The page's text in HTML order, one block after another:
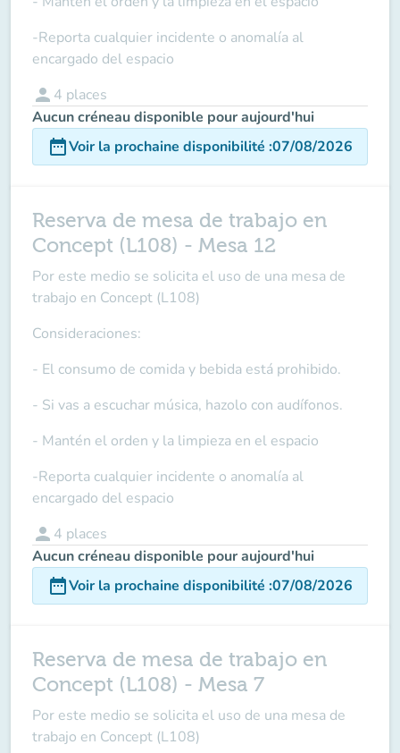
-Reporta cualquier incidente o anomalía al
encargado del espacio
person 4 places
Aucun créneau disponible pour aujourd'hui
date_rangeVoir la prochaine disponibilité :07/08/2026
Reserva de mesa de trabajo en
Concept (L108) - Mesa 12
Por este medio se solicita el uso de una mesa de
trabajo en Concept (L108)
Consideraciones:
- El consumo de comida y bebida está prohibido.
- Si vas a escuchar música, hazolo con audífonos.
- Mantén el orden y la limpieza en el espacio
-Reporta cualquier incidente o anomalía al
encargado del espacio
person 4 places
Aucun créneau disponible pour aujourd'hui
date_rangeVoir la prochaine disponibilité :07/08/2026
Reserva de mesa de trabajo en
Concept (L108) - Mesa 7
Por este medio se solicita el uso de una mesa de
trabajo en Concept (L108)